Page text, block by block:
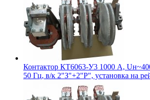
Контактор КТ6063-У3 1000 А,
50 Гц, в/к 2"З"+2"Р", установка на